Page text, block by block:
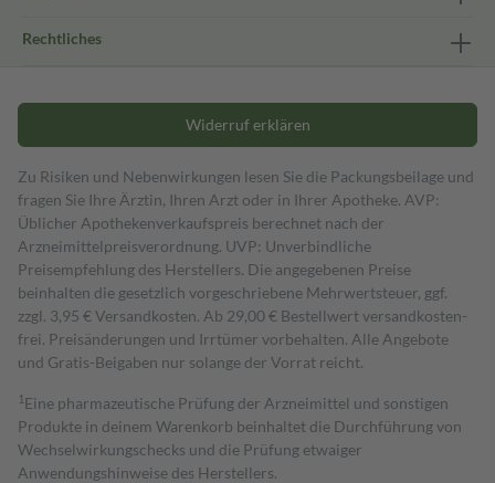
Rechtliches
Widerruf erklären
Zu Risiken und Nebenwirkungen lesen Sie die Packungsbeilage und
fragen Sie Ihre Ärztin, Ihren Arzt oder in Ihrer Apotheke. AVP:
Üblicher Apothekenverkaufspreis berechnet nach der
Arzneimittelpreisverordnung. UVP: Unverbindliche
Preisempfehlung des Herstellers. Die angegebenen Preise
beinhalten die gesetzlich vorgeschriebene Mehrwertsteuer, ggf.
zzgl. 3,95 € Versandkosten. Ab 29,00 € Bestell­wert versand­kosten­
frei. Preisänderungen und Irrtümer vorbehalten. Alle Angebote
und Gratis-Beigaben nur solange der Vorrat reicht.
1 Eine pharmazeutische Prüfung der Arzneimittel und sonstigen
Produkte in deinem Warenkorb beinhaltet die Durchführung von
Wechselwirkungschecks und die Prüfung etwaiger
Anwendungshinweise des Herstellers.